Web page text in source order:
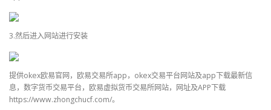
3.然后进入网站进行安装
提供okex欧易官网，欧易交易所app，okex交易平台网站及app下载最新信
息，数字货币交易平台，欧易虚拟货币交易所网站，网址及APP下载
https://www.zhongchucf.com/。